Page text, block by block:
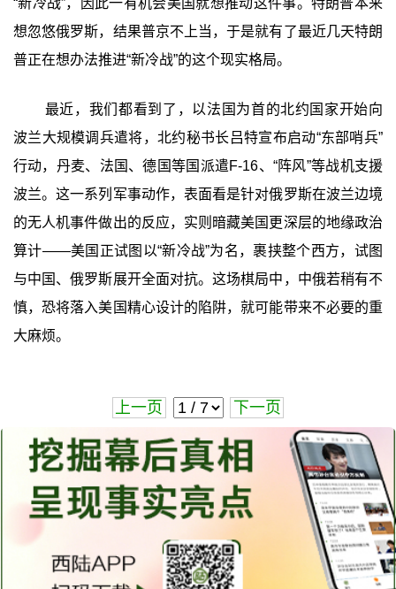
想忽悠俄罗斯，结果普京不上当，于是就有了最近几天特朗
普正在想办法推进“新冷战”的这个现实格局。
最近，我们都看到了，以法国为首的北约国家开始向
波兰大规模调兵遣将，北约秘书长吕特宣布启动“东部哨兵”
行动，丹麦、法国、德国等国派遣F-16、“阵风”等战机支援
波兰。这一系列军事动作，表面看是针对俄罗斯在波兰边境
的无人机事件做出的反应，实则暗藏美国更深层的地缘政治
算计——美国正试图以“新冷战”为名，裹挟整个西方，试图
与中国、俄罗斯展开全面对抗。这场棋局中，中俄若稍有不
慎，恐将落入美国精心设计的陷阱，就可能带来不必要的重
大麻烦。
上一页 下一页